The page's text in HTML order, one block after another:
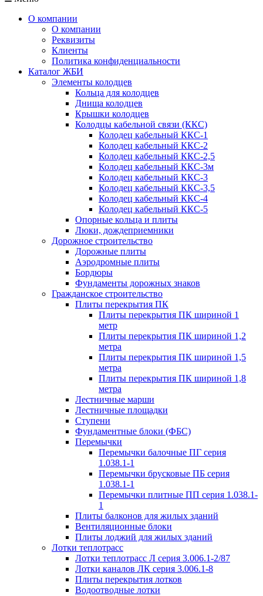
О компании
О компании
Реквизиты
Клиенты
Политика конфиденциальности
Каталог ЖБИ
Элементы колодцев
Кольца для колодцев
Днища колодцев
Крышки колодцев
Колодцы кабельной связи (ККС)
Колодец кабельный ККС-1
Колодец кабельный ККС-2
Колодец кабельный ККС-2,5
Колодец кабельный ККС-3м
Колодец кабельный ККС-3
Колодец кабельный ККС-3,5
Колодец кабельный ККС-4
Колодец кабельный ККС-5
Опорные кольца и плиты
Люки, дождеприемники
Дорожное строительство
Дорожные плиты
Аэродромные плиты
Бордюры
Фундаменты дорожных знаков
Гражданское строительство
Плиты перекрытия ПК
Плиты перекрытия ПК шириной 1
метр
Плиты перекрытия ПК шириной 1,2
метра
Плиты перекрытия ПК шириной 1,5
метра
Плиты перекрытия ПК шириной 1,8
метра
Лестничные марши
Лестничные площадки
Ступени
Фундаментные блоки (ФБС)
Перемычки
Перемычки балочные ПГ серия
1.038.1-1
Перемычки брусковые ПБ серия
1.038.1-1
Перемычки плитные ПП серия 1.038.1-
1
Плиты балконов для жилых зданий
Вентиляционные блоки
Плиты лоджий для жилых зданий
Лотки теплотрасс
Лотки теплотрасс Л серия 3.006.1-2/87
Лотки каналов ЛК серия 3.006.1-8
Плиты перекрытия лотков
Водоотводные лотки